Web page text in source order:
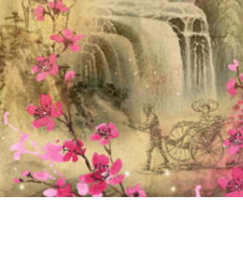
Фотообои абстракция
Фотообои горы и лес
Фотообои золото
Фотообои разное